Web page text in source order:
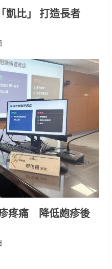
凱比」 打造長者
疼痛 降低皰疹後